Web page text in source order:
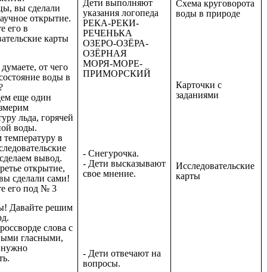
вы сделали
открытие.
его в
карты
от чего
воды в
еще один
льда, горячей
воды.
в
вывод.
открытие,
сделали сами!
его под № 3
Давайте решим
слова с
гласными,
нужно
Дети выполняют
указания логопеда
РЕКА-РЕКИ-
РЕЧЕНЬКА
ОЗЕРО-ОЗЁРА-
ОЗЁРНАЯ
МОРЯ-МОРЕ-
ПРИМОРСКИЙ
- Снегурочка.
- Дети высказывают
свое мнение.
- Дети отвечают на
вопросы.
Схема круговорота
воды в природе
Карточки с
заданиями
Исследовательские
карты